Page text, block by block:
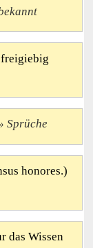
freigiebig
Sprüche
honores.)
das Wissen